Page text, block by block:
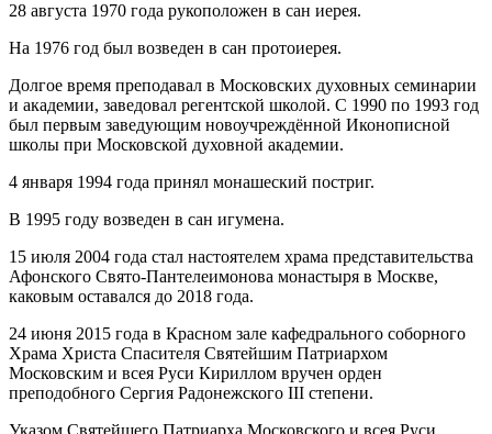
28 августа 1970 года рукоположен в сан иерея.
На 1976 год был возведен в сан протоиерея.
Долгое время преподавал в Московских духовных семинарии
и академии, заведовал регентской школой. С 1990 по 1993 год
был первым заведующим новоучреждённой Иконописной
школы при Московской духовной академии.
4 января 1994 года принял монашеский постриг.
В 1995 году возведен в сан игумена.
15 июля 2004 года стал настоятелем храма представительства
Афонского Свято-Пантелеимонова монастыря в Москве,
каковым оставался до 2018 года.
24 июня 2015 года в Красном зале кафедрального соборного
Храма Христа Спасителя Святейшим Патриархом
Московским и всея Руси Кириллом вручен орден
преподобного Сергия Радонежского III степени.
Указом Святейшего Патриарха Московского и всея Руси